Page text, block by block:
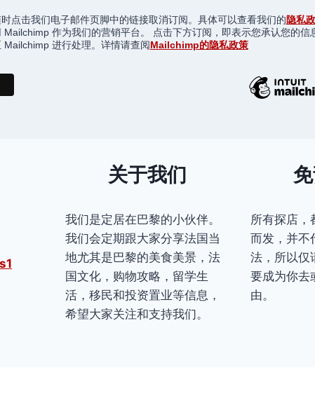
点击我们电子邮件页脚中的链接取消订阅。具体可以查看我们的隐私
Mailchimp 作为我们的营销平台。 点击下方订阅，即表示您承认您的信
Mailchimp 进行处理。详情请查阅Mailchimp的隐私政策
关于我们
我们是定居在巴黎的小伙伴。
我们会定期跟大家分享法国当
地尤其是巴黎的美食美景，法
国文化，购物攻略，留学生
活，移民和投资置业等信息，
希望大家关注和支持我们。
所有探店，
而发，并不
法，所以仅
要成为你去
由。